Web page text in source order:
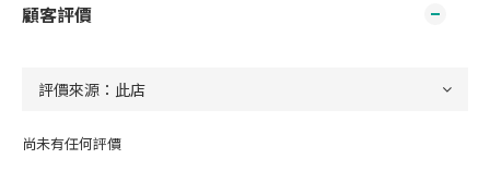
顧客評價
尚未有任何評價